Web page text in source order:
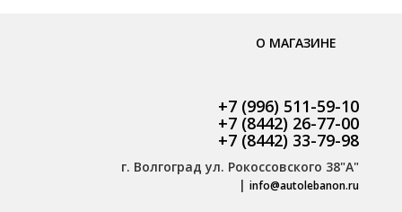
О МАГАЗИНЕ
+7 (996) 511-59-10
+7 (8442) 26-77-00
+7 (8442) 33-79-98
г. Волгоград ул. Рокоссовского 38"А"
|info@autolebanon.ru